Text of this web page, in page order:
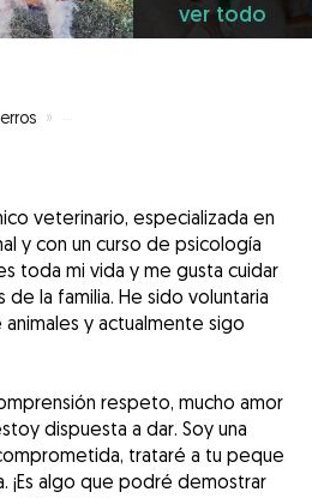
ver todo
» Cuidadores de perros en Gijón
veterinario, especializada en
y con un curso de psicología
toda mi vida y me gusta cuidar
la familia. He sido voluntaria
y actualmente sigo
respeto, mucho amor
dispuesta a dar. Soy una
trataré a tu peque
¡Es algo que podré demostrar